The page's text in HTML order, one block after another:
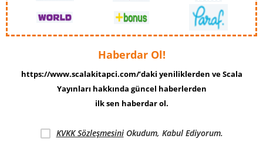
Haberdar Ol!
https://www.scalakitapci.com/’daki yeniliklerden ve Scala
Yayınları hakkında güncel haberlerden
ilk sen haberdar ol.
KVKK SözleşmesiniOkudum, Kabul Ediyorum.